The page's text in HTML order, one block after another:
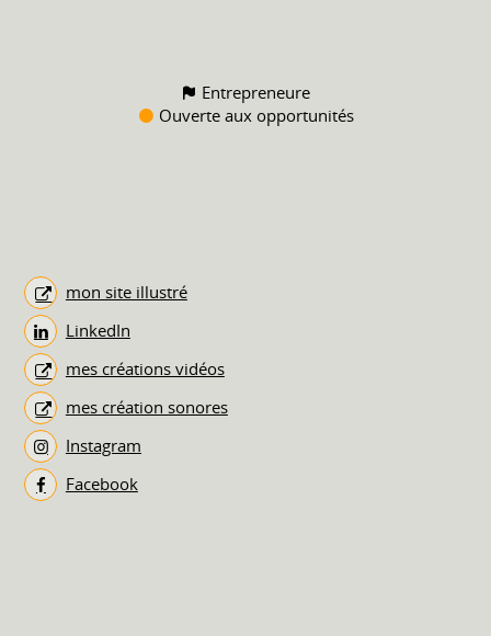
Entrepreneure
Ouverte aux opportunités
mon site illustré
LinkedIn
mes créations vidéos
mes création sonores
Instagram
Facebook